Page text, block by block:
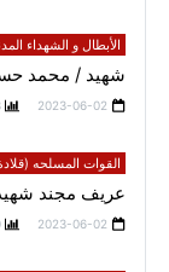
الأبطال و الشهداء
شهيد / محمد
2023-06-02
القوات المسلحه
عريف مجند شهيد
2023-06-02